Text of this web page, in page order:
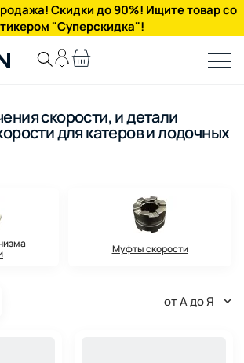
Скидки до 90%! Ищите товар со
"Суперскидка"!
скорости, и детали
для катеров и лодочных
Муфты скорости
от А до Я